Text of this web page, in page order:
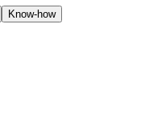
Know-how